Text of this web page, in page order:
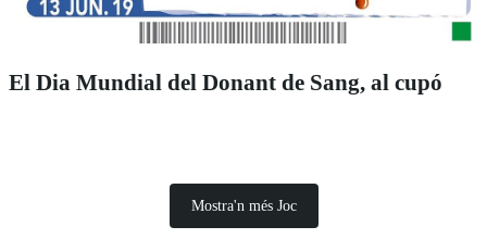
El Dia Mundial del Donant de Sang, al cupó
Mostra'n més Joc